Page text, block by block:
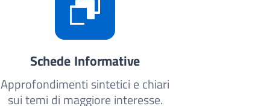
Schede Informative
Approfondimenti sintetici e chiari
sui temi di maggiore interesse.